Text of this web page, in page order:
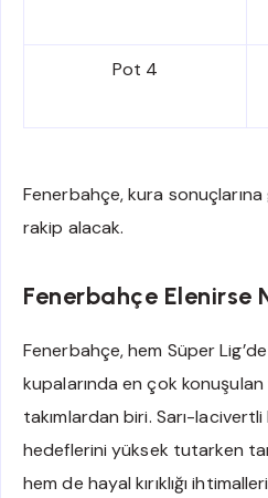
Pot 4
Fenerbahçe, kura
rakip alacak.
Fenerbahçe Elenirse
Fenerbahçe, hem Süper
kupalarında en çok
takımlardan biri. Sarı-
hedeflerini yüksek tutarken
hem de hayal kırıklığı